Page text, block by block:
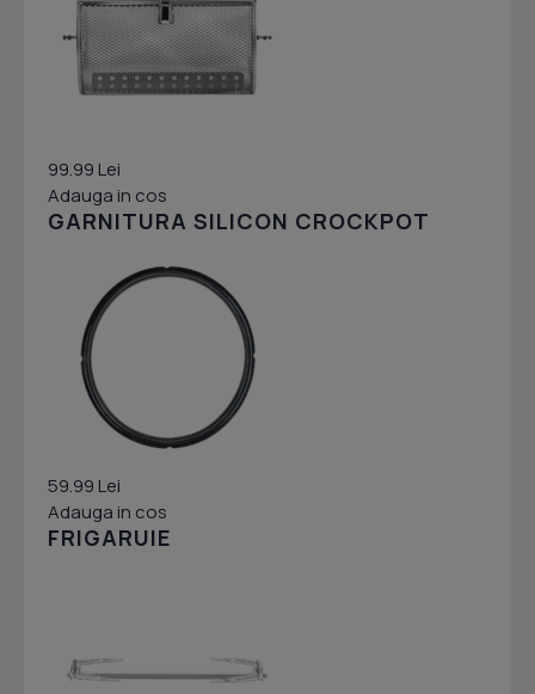
99.99 Lei
Adauga in cos
GARNITURA SILICON CROCKPOT
59.99 Lei
Adauga in cos
FRIGARUIE